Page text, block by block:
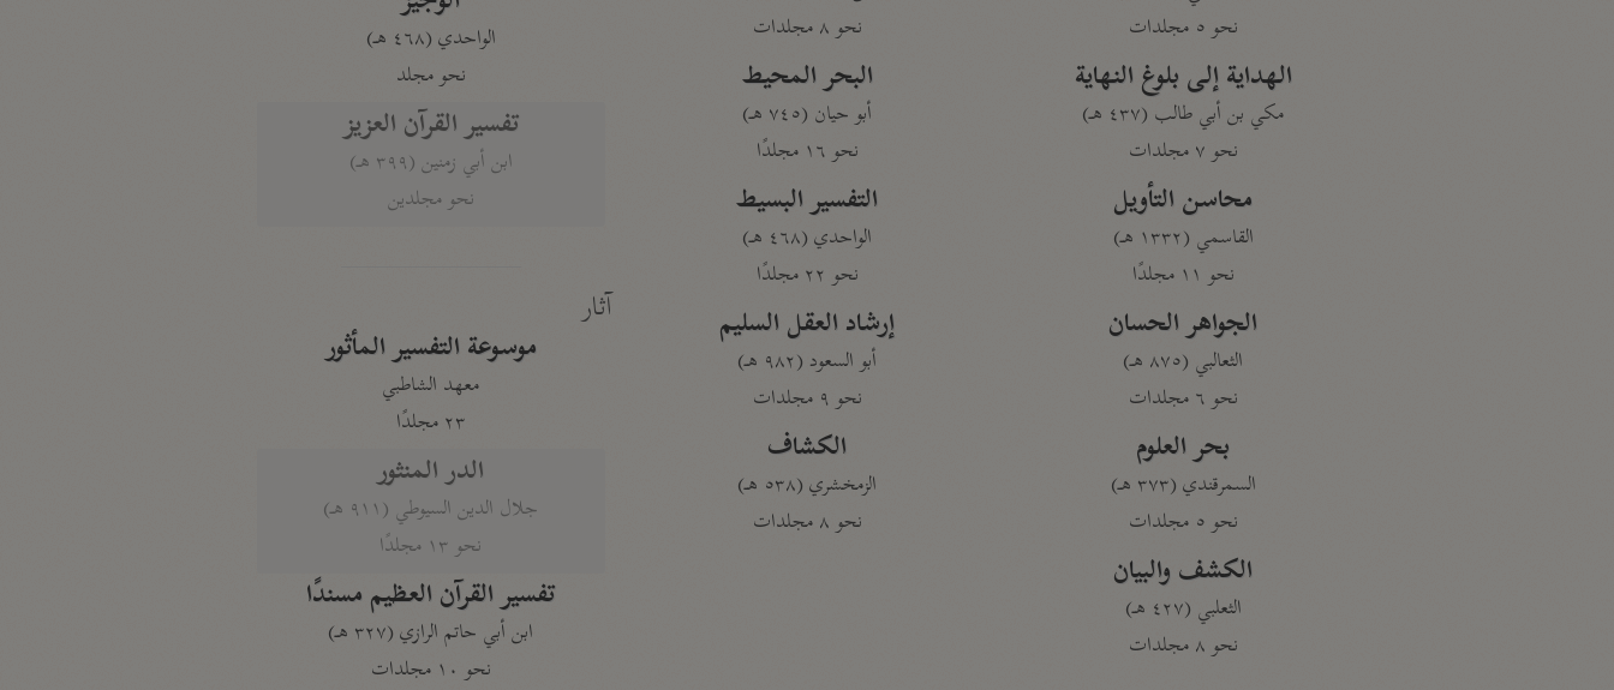
نحو ٥ مجلدات
الهداية إلى بلوغ النهاية
مكي بن أبي طالب (٤٣٧ هـ)
نحو ٧ مجلدات
محاسن التأويل
القاسمي (١٣٣٢ هـ)
نحو ١١ مجلدًا
الجواهر الحسان
الثعالبي (٨٧٥ هـ)
نحو ٦ مجلدات
بحر العلوم
السمرقندي (٣٧٣ هـ)
نحو ٥ مجلدات
الكشف والبيان
الثعلبي (٤٢٧ هـ)
نحو ٨ مجلدات
نحو ٨ مجلدات
البحر المحيط
أبو حيان (٧٤٥ هـ)
نحو ١٦ مجلدًا
التفسير البسيط
الواحدي (٤٦٨ هـ)
نحو ٢٢ مجلدًا
إرشاد العقل السليم
أبو السعود (٩٨٢ هـ)
نحو ٩ مجلدات
الكشاف
الزمخشري (٥٣٨ هـ)
نحو ٨ مجلدات
الواحدي (٤٦٨ هـ)
نحو مجلد
تفسير القرآن العزيز
ابن أبي زمنين (٣٩٩ هـ)
نحو مجلدين
آثار
موسوعة التفسير المأثور
معهد الشاطبي
٢٣ مجلدًا
الدر المنثور
جلال الدين السيوطي (٩١١ هـ)
نحو ١٣ مجلدًا
تفسير القرآن العظيم مسندًا
ابن أبي حاتم الرازي (٣٢٧ هـ)
نحو ١٠ مجلدات